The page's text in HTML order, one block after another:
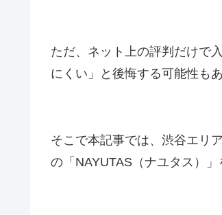
ただ、ネット上の評判だけで
にくい」と後悔する可能性も
そこで本記事では、渋谷エリ
の「NAYUTAS（ナユタス）」